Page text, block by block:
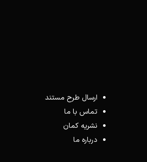
ارسال طرح مستند
تماس با ما
نشریه کمان
درباره ما